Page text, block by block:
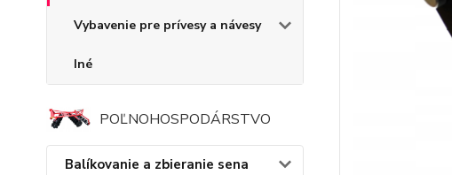
Vybavenie pre prívesy a návesy
Iné
POĽNOHOSPODÁRSTVO
Balíkovanie a zbieranie sena